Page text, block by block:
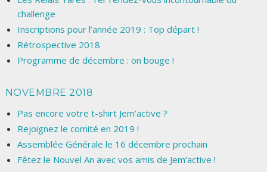
challenge
Inscriptions pour l’année 2019 : Top départ !
Rétrospective 2018
Programme de décembre : on bouge !
NOVEMBRE 2018
Pas encore votre t-shirt Jem’active ?
Rejoignez le comité en 2019 !
Assemblée Générale le 16 décembre prochain
Fêtez le Nouvel An avec vos amis de Jem’active !